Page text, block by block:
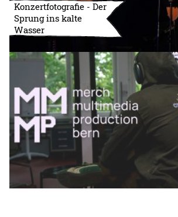
Konzertfotografie - Der
Sprung ins kalte
Wasser